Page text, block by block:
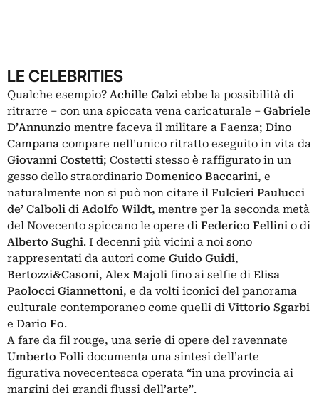
LE CELEBRITIES
Qualche esempio? Achille Calzi ebbe la possibilità di
ritrarre – con una spiccata vena caricaturale – Gabriele
D’Annunzio mentre faceva il militare a Faenza; Dino
Campana compare nell’unico ritratto eseguito in vita da
Giovanni Costetti; Costetti stesso è raffigurato in un
gesso dello straordinario Domenico Baccarini, e
naturalmente non si può non citare il Fulcieri Paulucci
de’ Calboli di Adolfo Wildt, mentre per la seconda metà
del Novecento spiccano le opere di Federico Fellini o di
Alberto Sughi. I decenni più vicini a noi sono
rappresentati da autori come Guido Guidi,
Bertozzi&Casoni, Alex Majoli fino ai selfie di Elisa
Paolocci Giannettoni, e da volti iconici del panorama
culturale contemporaneo come quelli di Vittorio Sgarbi
e Dario Fo.
A fare da fil rouge, una serie di opere del ravennate
Umberto Folli documenta una sintesi dell’arte
figurativa novecentesca operata “in una provincia ai
margini dei grandi flussi dell’arte”.